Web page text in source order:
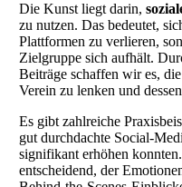
Die Kunst liegt darin,
zu nutzen. Das bedeutet,
Plattformen zu verlieren,
Zielgruppe sich aufhält.
Beiträge schaffen wir es,
Verein zu lenken und
Es gibt zahlreiche
gut durchdachte Social-
signifikant erhöhen
entscheidend, der